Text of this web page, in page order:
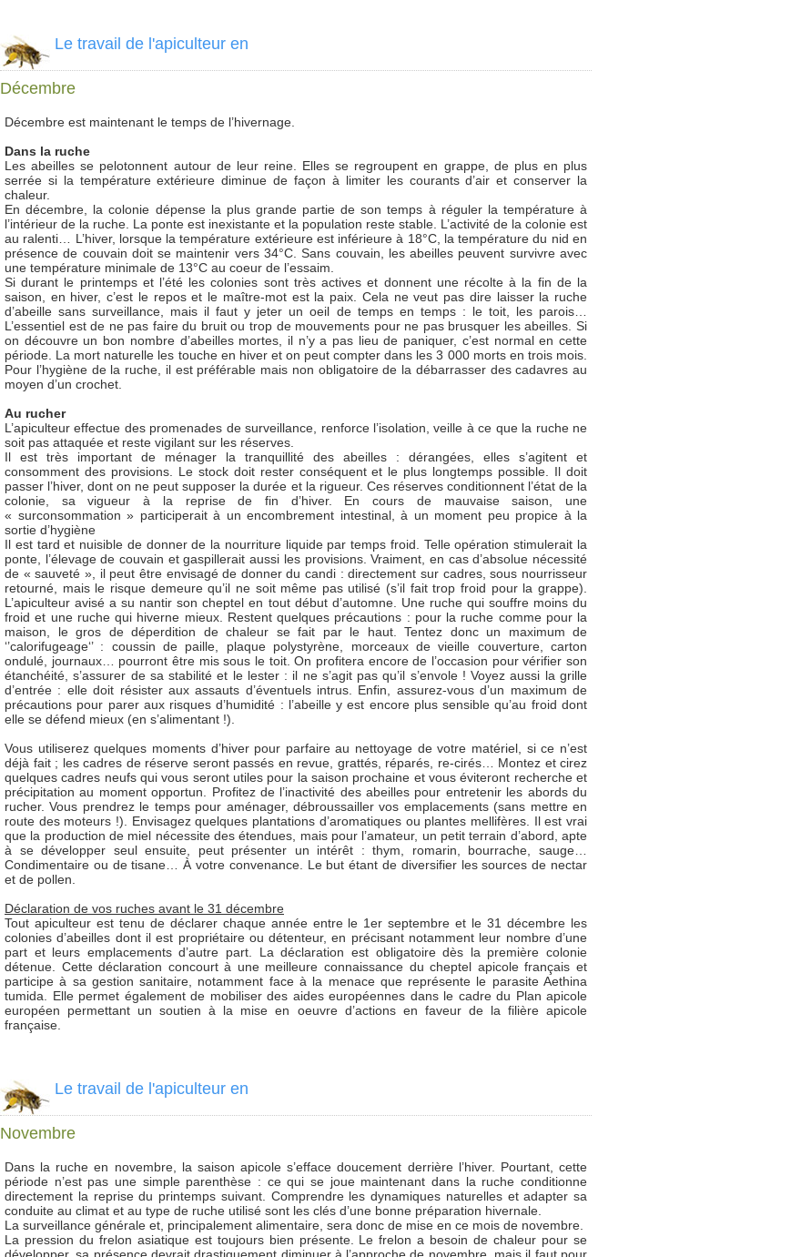
Le travail de l'apiculteur en
Décembre
Décembre est maintenant le temps de l’hivernage.
Dans la ruche
Les abeilles se pelotonnent autour de leur reine. Elles se regroupent en grappe, de plus en plus
serrée si la température extérieure diminue de façon à limiter les courants d’air et conserver la
chaleur.
En décembre, la colonie dépense la plus grande partie de son temps à réguler la température à
l’intérieur de la ruche. La ponte est inexistante et la population reste stable. L’activité de la colonie est
au ralenti… L’hiver, lorsque la température extérieure est inférieure à 18°C, la température du nid en
présence de couvain doit se maintenir vers 34°C. Sans couvain, les abeilles peuvent survivre avec
une température minimale de 13°C au coeur de l’essaim.
Si durant le printemps et l’été les colonies sont très actives et donnent une récolte à la fin de la
saison, en hiver, c’est le repos et le maître-mot est la paix. Cela ne veut pas dire laisser la ruche
d’abeille sans surveillance, mais il faut y jeter un oeil de temps en temps : le toit, les parois…
L’essentiel est de ne pas faire du bruit ou trop de mouvements pour ne pas brusquer les abeilles. Si
on découvre un bon nombre d’abeilles mortes, il n’y a pas lieu de paniquer, c’est normal en cette
période. La mort naturelle les touche en hiver et on peut compter dans les 3 000 morts en trois mois.
Pour l’hygiène de la ruche, il est préférable mais non obligatoire de la débarrasser des cadavres au
moyen d’un crochet.
Au rucher
L’apiculteur effectue des promenades de surveillance, renforce l’isolation, veille à ce que la ruche ne
soit pas attaquée et reste vigilant sur les réserves.
Il est très important de ménager la tranquillité des abeilles : dérangées, elles s’agitent et
consomment des provisions. Le stock doit rester conséquent et le plus longtemps possible. Il doit
passer l’hiver, dont on ne peut supposer la durée et la rigueur. Ces réserves conditionnent l’état de la
colonie, sa vigueur à la reprise de fin d’hiver. En cours de mauvaise saison, une
« surconsommation » participerait à un encombrement intestinal, à un moment peu propice à la
sortie d’hygiène
Il est tard et nuisible de donner de la nourriture liquide par temps froid. Telle opération stimulerait la
ponte, l’élevage de couvain et gaspillerait aussi les provisions. Vraiment, en cas d’absolue nécessité
de « sauveté », il peut être envisagé de donner du candi : directement sur cadres, sous nourrisseur
retourné, mais le risque demeure qu’il ne soit même pas utilisé (s’il fait trop froid pour la grappe).
L’apiculteur avisé a su nantir son cheptel en tout début d’automne. Une ruche qui souffre moins du
froid et une ruche qui hiverne mieux. Restent quelques précautions : pour la ruche comme pour la
maison, le gros de déperdition de chaleur se fait par le haut. Tentez donc un maximum de
‘’calorifugeage‘’ : coussin de paille, plaque polystyrène, morceaux de vieille couverture, carton
ondulé, journaux… pourront être mis sous le toit. On profitera encore de l’occasion pour vérifier son
étanchéité, s’assurer de sa stabilité et le lester : il ne s’agit pas qu’il s’envole ! Voyez aussi la grille
d’entrée : elle doit résister aux assauts d’éventuels intrus. Enfin, assurez-vous d’un maximum de
précautions pour parer aux risques d’humidité : l’abeille y est encore plus sensible qu’au froid dont
elle se défend mieux (en s’alimentant !).
Vous utiliserez quelques moments d’hiver pour parfaire au nettoyage de votre matériel, si ce n’est
déjà fait ; les cadres de réserve seront passés en revue, grattés, réparés, re-cirés… Montez et cirez
quelques cadres neufs qui vous seront utiles pour la saison prochaine et vous éviteront recherche et
précipitation au moment opportun. Profitez de l’inactivité des abeilles pour entretenir les abords du
rucher. Vous prendrez le temps pour aménager, débroussailler vos emplacements (sans mettre en
route des moteurs !). Envisagez quelques plantations d’aromatiques ou plantes mellifères. Il est vrai
que la production de miel nécessite des étendues, mais pour l’amateur, un petit terrain d’abord, apte
à se développer seul ensuite, peut présenter un intérêt : thym, romarin, bourrache, sauge…
Condimentaire ou de tisane… À votre convenance. Le but étant de diversifier les sources de nectar
et de pollen.
Déclaration de vos ruches avant le 31 décembre
Tout apiculteur est tenu de déclarer chaque année entre le 1er septembre et le 31 décembre les
colonies d’abeilles dont il est propriétaire ou détenteur, en précisant notamment leur nombre d’une
part et leurs emplacements d’autre part. La déclaration est obligatoire dès la première colonie
détenue. Cette déclaration concourt à une meilleure connaissance du cheptel apicole français et
participe à sa gestion sanitaire, notamment face à la menace que représente le parasite Aethina
tumida. Elle permet également de mobiliser des aides européennes dans le cadre du Plan apicole
européen permettant un soutien à la mise en oeuvre d’actions en faveur de la filière apicole
française.
Le travail de l'apiculteur en
Novembre
Dans la ruche en novembre, la saison apicole s’efface doucement derrière l’hiver. Pourtant, cette
période n’est pas une simple parenthèse : ce qui se joue maintenant dans la ruche conditionne
directement la reprise du printemps suivant. Comprendre les dynamiques naturelles et adapter sa
conduite au climat et au type de ruche utilisé sont les clés d’une bonne préparation hivernale.
La surveillance générale et, principalement alimentaire, sera donc de mise en ce mois de novembre.
La pression du frelon asiatique est toujours bien présente. Le frelon a besoin de chaleur pour se